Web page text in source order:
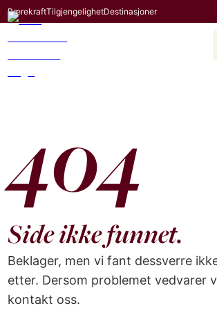
BærekraftTilgjengelighetDestinasjoner
404
Side ikke funnet.
Beklager, men vi fant dessverre
etter. Dersom problemet vedvarer
kontakt oss.